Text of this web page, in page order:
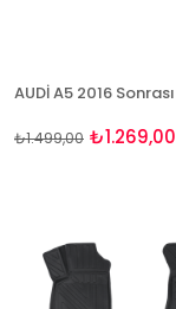
₺1.269,00
₺1.499,00